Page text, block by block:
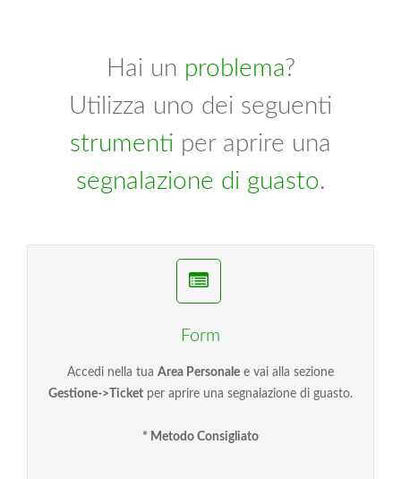
Hai un problema?
Utilizza uno dei seguenti
strumenti per aprire una
segnalazione di guasto.
Form
Accedi nella tua Area Personale e vai alla sezione
Gestione->Ticket per aprire una segnalazione di guasto.
* Metodo Consigliato